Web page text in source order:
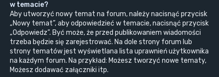
w temacie?
Aby utworzyć nowy temat na forum, należy nacisnąć przycisk
„Nowy temat”, aby odpowiedzieć w temacie, nacisnąć przycisk
„Odpowiedz”. Być może, że przed publikowaniem wiadomości
trzeba będzie się zarejestrować. Na dole strony forum lub
strony tematów jest wyświetlana lista uprawnień użytkownika
na każdym forum. Na przykład: Możesz tworzyć nowe tematy,
Możesz dodawać załączniki itp.